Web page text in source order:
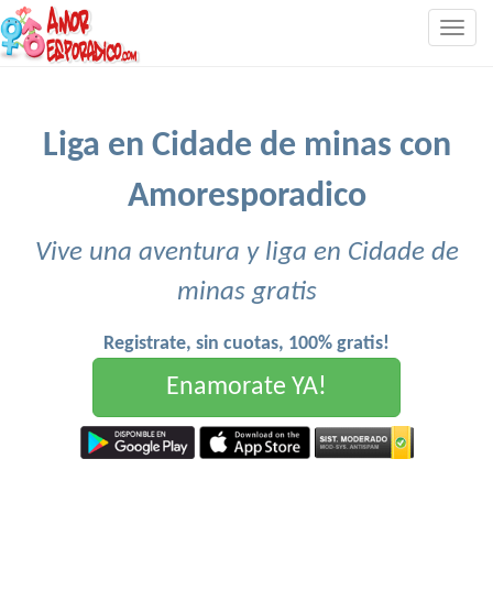
Liga en Cidade de minas con
Amoresporadico
Vive una aventura y liga en Cidade de
minas gratis
Registrate, sin cuotas, 100% gratis!
Enamorate YA!